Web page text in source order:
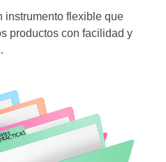
instrumento flexible que
productos con facilidad y